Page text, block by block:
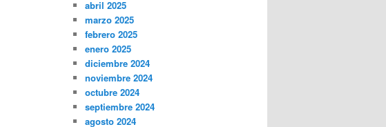
abril 2025
marzo 2025
febrero 2025
enero 2025
diciembre 2024
noviembre 2024
octubre 2024
septiembre 2024
agosto 2024